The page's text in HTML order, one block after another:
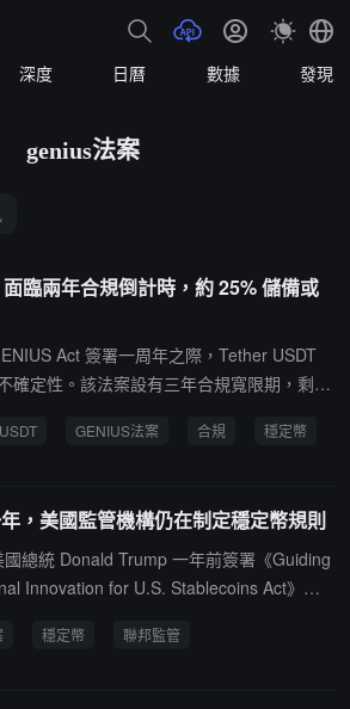
深度 日曆 數據 發現
genius法案
臨兩年合規倒計時，約 25% 儲備或
Act 簽署一周年之際，Tether USDT
確定性。該法案設有三年合規寬限期，剩餘
儲備仍配置於貴金屬、貸款及比特幣等
Digital 推出面向美國市場的 USAT 穩定
界對外國發行方的合規時間線存在分歧，部
在法案生效時（預計明年 1 月）立即遵守凍
2028 年截止日前提前轉向合規穩定幣。目
USDT GENIUS法案 合規 穩定幣
，美國監管機構仍在制定穩定幣規則
總統 Donald Trump 一年前簽署《Guiding
Innovation for U.S. Stablecoins Act》，
定穩定幣治理規則，涵蓋發行方儲備、治
穩定幣 聯邦監管